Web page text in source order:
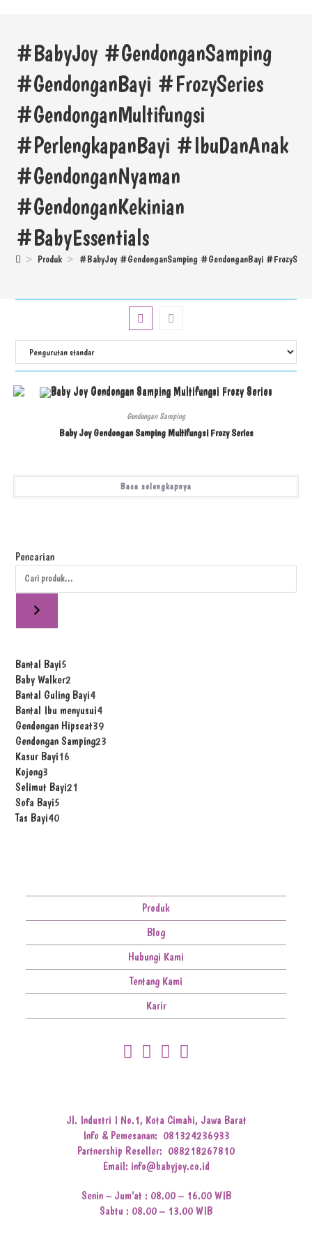
#BabyJoy #GendonganSamping
#GendonganBayi #FrozySeries
#GendonganMultifungsi
#PerlengkapanBayi #IbuDanAnak
#GendonganNyaman
#GendonganKekinian
#BabyEssentials
> Produk > #BabyJoy #GendonganSamping #GendonganBayi
Gendongan Samping
Baby Joy Gendongan Samping Multifungsi Frozy Series
Baca selengkapnya
Pencarian
Bantal Bayi5
Baby Walker2
Bantal Guling Bayi4
Bantal Ibu menyusui4
Gendongan Hipseat39
Gendongan Samping23
Kasur Bayi16
Kojong3
Selimut Bayi21
Sofa Bayi5
Tas Bayi40
Produk
Blog
Hubungi Kami
Tentang Kami
Karir
Jl. Industri I No.1, Kota Cimahi, Jawa Barat
Info & Pemesanan: 081324236933
Partnership Reseller: 088218267810
Email: info@babyjoy.co.id
Senin – Jum’at : 08.00 – 16.00 WIB
Sabtu : 08.00 – 13.00 WIB